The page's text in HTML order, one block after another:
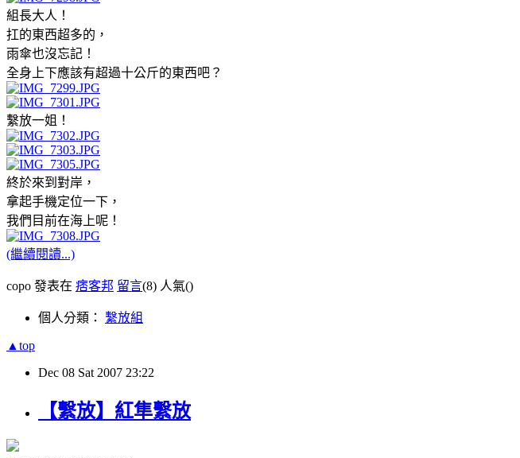
組長大人！
扛的東西超多的，
雨傘也沒忘記！
全身上下應該有超過十公斤的東西吧？
繫放一姐！
終於來到對岸，
拿起手機定位一下，
我們目前在海上呢！
(繼續閱讀...)
copo 發表在 痞客邦 留言(8) 人氣()
個人分類： 繫放組
▲top
Dec 08 Sat 2007 23:22
【繫放】紅隼繫放